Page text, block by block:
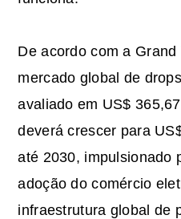
De acordo com a
mercado global de
avaliado em US$
deverá crescer para
até 2030, impulsionado
adoção do comércio
infraestrutura global de